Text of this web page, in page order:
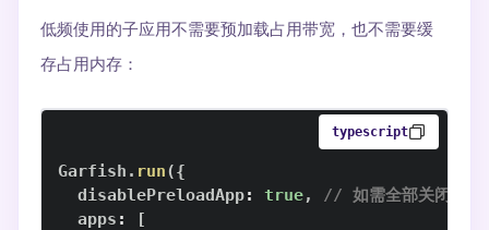
低频使用的子应用不需要预加载占用带宽，也不需要缓
存占用内存：
typescript
Garfish . run({
  disablePreloadApp
: true,
// 如需全部关闭
  apps
:
[